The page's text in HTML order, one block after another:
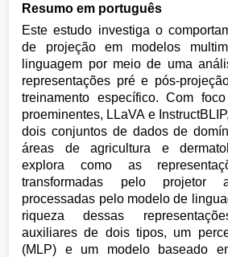
Resumo em português
Este estudo investiga o
de projeção em modelos
linguagem por meio de uma
representações pré e pós-
treinamento específico. Com
proeminentes, LLaVA e
dois conjuntos de dados de
áreas de agricultura e
explora como as
transformadas pelo projetor
processadas pelo modelo de
riqueza dessas
auxiliares de dois tipos, um
(MLP) e um modelo baseado